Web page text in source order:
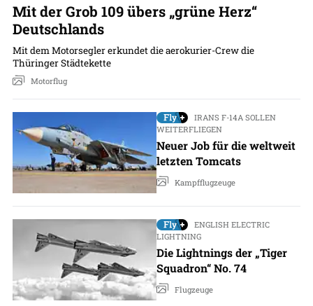
Mit der Grob 109 übers „grüne Herz“
Deutschlands
Mit dem Motorsegler erkundet die aerokurier-Crew die
Thüringer Städtekette
Motorflug
IRANS F-14A SOLLEN
WEITERFLIEGEN
Neuer Job für die weltweit
letzten Tomcats
Kampfflugzeuge
ENGLISH ELECTRIC
LIGHTNING
Die Lightnings der „Tiger
Squadron“ No. 74
Flugzeuge